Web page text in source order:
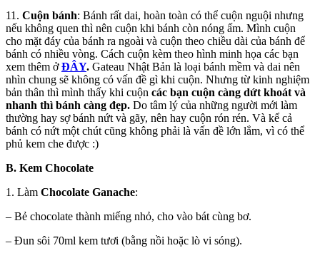
11. Cuộn bánh: Bánh rất dai, hoàn toàn có thể cuộn nguội nhưng
nếu không quen thì nên cuộn khi bánh còn nóng ấm. Mình cuộn
cho mặt đáy của bánh ra ngoài và cuộn theo chiều dài của bánh để
bánh có nhiều vòng. Cách cuộn kèm theo hình minh họa các bạn
xem thêm ởĐÂY. Gateau Nhật Bản là loại bánh mềm và dai nên
nhìn chung sẽ không có vấn đề gì khi cuộn. Nhưng từ kinh nghiệm
bản thân thì mình thấy khi cuộn các bạn cuộn càng dứt khoát và
nhanh thì bánh càng đẹp. Do tâm lý của những người mới làm
thường hay sợ bánh nứt và gãy, nên hay cuộn rón rén. Và kể cả
bánh có nứt một chút cũng không phải là vấn đề lớn lắm, vì có thể
phủ kem che được :)
B. Kem Chocolate
1. Làm Chocolate Ganache:
– Bẻ chocolate thành miếng nhỏ, cho vào bát cùng bơ.
– Đun sôi 70ml kem tươi (bằng nồi hoặc lò vi sóng).